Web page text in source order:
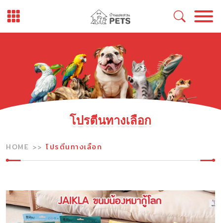
to
โปรตีนทางเลือก
HOME โปรตีนทางเลือก